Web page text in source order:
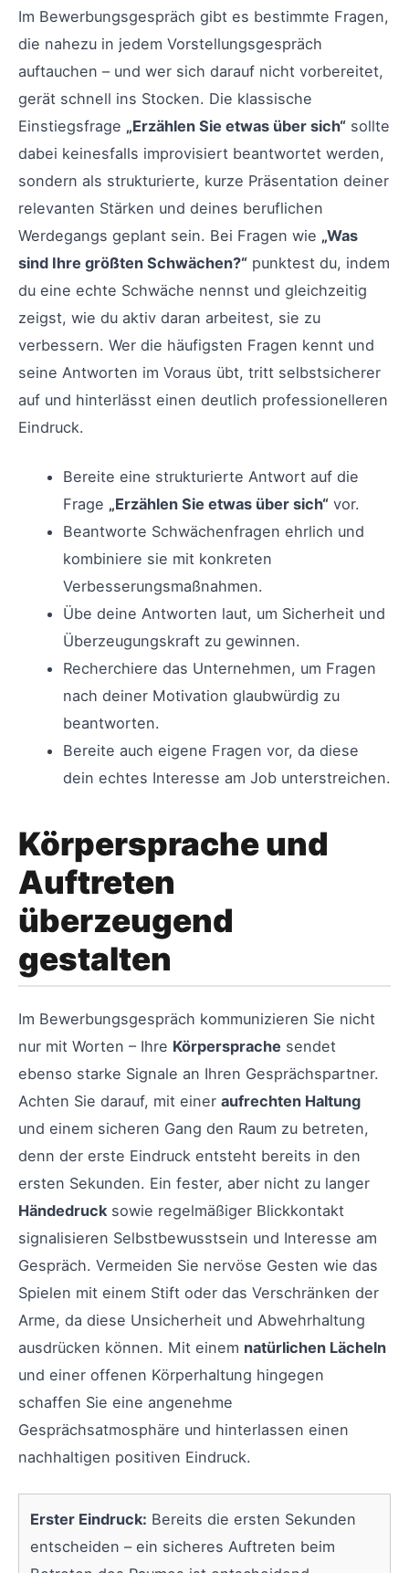
Im Bewerbungsgespräch gibt es bestimmte Fragen,
die nahezu in jedem Vorstellungsgespräch
auftauchen – und wer sich darauf nicht vorbereitet,
gerät schnell ins Stocken. Die klassische
Einstiegsfrage „Erzählen Sie etwas über sich“ sollte
dabei keinesfalls improvisiert beantwortet werden,
sondern als strukturierte, kurze Präsentation deiner
relevanten Stärken und deines beruflichen
Werdegangs geplant sein. Bei Fragen wie „Was
sind Ihre größten Schwächen?“ punktest du, indem
du eine echte Schwäche nennst und gleichzeitig
zeigst, wie du aktiv daran arbeitest, sie zu
verbessern. Wer die häufigsten Fragen kennt und
seine Antworten im Voraus übt, tritt selbstsicherer
auf und hinterlässt einen deutlich professionelleren
Eindruck.
Bereite eine strukturierte Antwort auf die
Frage „Erzählen Sie etwas über sich“vor.
Beantworte Schwächenfragen ehrlich und
kombiniere sie mit konkreten
Verbesserungsmaßnahmen.
Übe deine Antworten laut, um Sicherheit und
Überzeugungskraft zu gewinnen.
Recherchiere das Unternehmen, um Fragen
nach deiner Motivation glaubwürdig zu
beantworten.
Bereite auch eigene Fragen vor, da diese
dein echtes Interesse am Job unterstreichen.
Körpersprache und
Auftreten
überzeugend
gestalten
Im Bewerbungsgespräch kommunizieren Sie nicht
nur mit Worten – Ihre Körpersprache sendet
ebenso starke Signale an Ihren Gesprächspartner.
Achten Sie darauf, mit einer aufrechten Haltung
und einem sicheren Gang den Raum zu betreten,
denn der erste Eindruck entsteht bereits in den
ersten Sekunden. Ein fester, aber nicht zu langer
Händedrucksowie regelmäßiger Blickkontakt
signalisieren Selbstbewusstsein und Interesse am
Gespräch. Vermeiden Sie nervöse Gesten wie das
Spielen mit einem Stift oder das Verschränken der
Arme, da diese Unsicherheit und Abwehrhaltung
ausdrücken können. Mit einem natürlichen Lächeln
und einer offenen Körperhaltung hingegen
schaffen Sie eine angenehme
Gesprächsatmosphäre und hinterlassen einen
nachhaltigen positiven Eindruck.
Erster Eindruck: Bereits die ersten Sekunden
entscheiden – ein sicheres Auftreten beim